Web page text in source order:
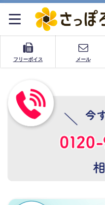
フリーボイス メール